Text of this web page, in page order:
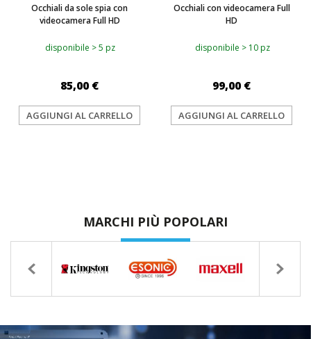
Occhiali da sole spia con
videocamera Full HD
disponibile > 5 pz
85,00 €
AGGIUNGI AL CARRELLO
Occhiali con videocamera Full
HD
disponibile > 10 pz
99,00 €
AGGIUNGI AL CARRELLO
MARCHI PIÙ POPOLARI